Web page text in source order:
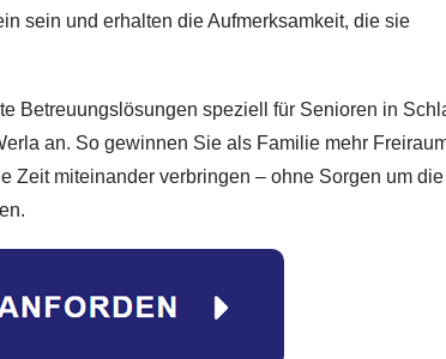
sein und erhalten die Aufmerksamkeit, die sie
Betreuungslösungen speziell für Senioren in
an. So gewinnen Sie als Familie mehr
Zeit miteinander verbringen – ohne Sorgen um die